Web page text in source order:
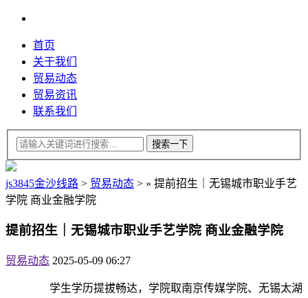
首页
关于我们
贸易动态
贸易资讯
联系我们
js3845金沙线路 > 贸易动态 > » 提前招生｜无锡城市职业手艺
学院 商业金融学院
提前招生｜无锡城市职业手艺学院 商业金融学院
贸易动态 2025-05-09 06:27
学生学历提拔畅达，学院取南京传媒学院、无锡太湖